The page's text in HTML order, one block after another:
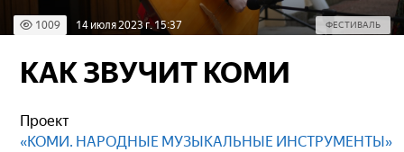
1009 14 июля 2023 г. 15:37 ФЕСТИВАЛЬ
КАК ЗВУЧИТ КОМИ
Проект
«КОМИ. НАРОДНЫЕ МУЗЫКАЛЬНЫЕ ИНСТРУМЕНТЫ»